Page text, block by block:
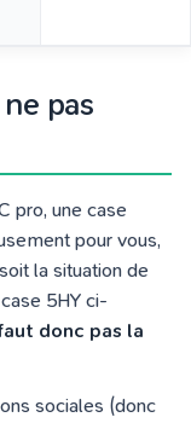
pas
pro, une case
pour vous,
la situation de
5HY ci-
donc pas la
sociales (donc